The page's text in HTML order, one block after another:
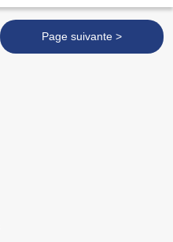
Page suivante >